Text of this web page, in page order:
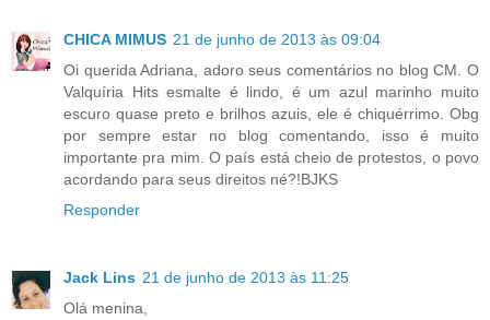
CHICA MIMUS 21 de junho de 2013 às 09:04
Oi querida Adriana, adoro seus comentários no blog CM. O
Valquíria Hits esmalte é lindo, é um azul marinho muito
escuro quase preto e brilhos azuis, ele é chiquérrimo. Obg
por sempre estar no blog comentando, isso é muito
importante pra mim. O país está cheio de protestos, o povo
acordando para seus direitos né?!BJKS
Responder
Jack Lins 21 de junho de 2013 às 11:25
Olá menina,